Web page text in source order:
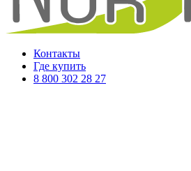
Контакты
Где купить
8 800 302 28 27